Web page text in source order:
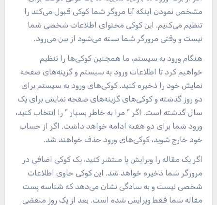
مشخص نمودن اینکه آیا مروگر شما کوکی قبول می‌کند را
تنظیم می‌کنیم. این کوکی محتوای اطلاعات شخصی شما
نیست و وقتی مرورگر شما بسته می‌شود از بین می‌رود.
هنگام ورود به سیستم، ما همچنین کوکی‌ها را تنظیم
خواهیم کرد تا اطلاعات ورود به سیستم و گزینه‌های صفحه
نمایش خود را ذخیره کنید. کوکی‌های ورود به سیستم برای
دو روز گذشته و کوکی‌های گزینه‌های صفحه نمایش برای یک
سال گذشته است. اگر " مرا به خاطر بسپار " را انتخاب کنید،
ورود شما برای دو هفته ادامه خواهد داشت. اگر از حساب
خود خارج شوید، کوکی‌های ورود حذف خواهند شد.
اگر یک مقاله را ویرایش یا منتشر کنید، یک کوکی اضافی در
مرورگر شما ذخیره خواهد شد. این کوکی حاوی اطلاعات
شخصی نیست و به سادگی نشان می‌دهد که شناسه پست
مقاله شما فقط ویرایش شده است. بعد از یک روز منقضی